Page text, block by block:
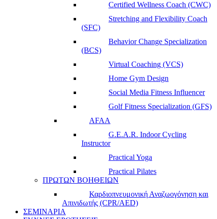
Certified Wellness Coach (CWC)
Stretching and Flexibility Coach
(SFC)
Behavior Change Specialization
(BCS)
Virtual Coaching (VCS)
Home Gym Design
Social Media Fitness Influencer
Golf Fitness Specialization (GFS)
AFAA
G.E.A.R. Indoor Cycling
Instructor
Practical Yoga
Practical Pilates
ΠΡΩΤΩΝ ΒΟΗΘΕΙΩΝ
Καρδιοπνευμονική Αναζωογόνηση και
Απινιδωτής (CPR/AED)
ΣΕΜΙΝΑΡΙΑ